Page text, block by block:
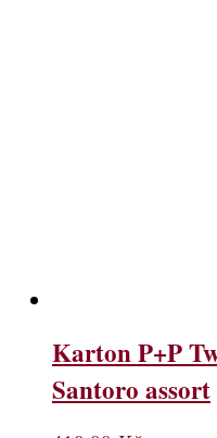
Karton P+P
Santoro assort